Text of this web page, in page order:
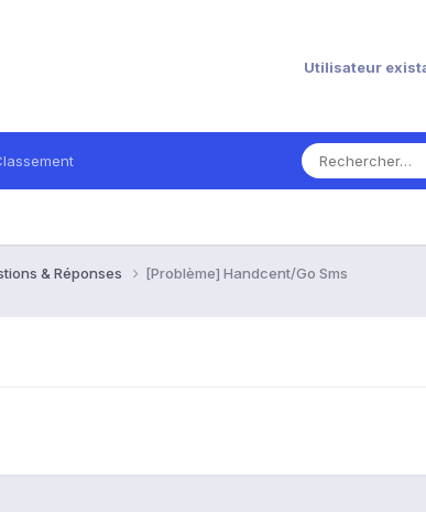
Utilisateur
& Réponses [Problème] Handcent/Go Sms